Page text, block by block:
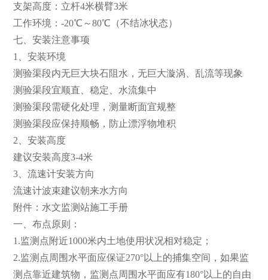
支架高度：立杆4米横臂3米
工作环境：-20℃～80℃（不结冰状态）
七、安装注意事项
1、安装环境
测验渠段内无巨大块石阻水，无巨大漩涡、乱流等现象
测验渠段宜顺直、稳定、水流集中
测验渠段需硬化处理，测量断面宜规整
测验渠段应保持顺畅，防止漂浮物堆积
2、安装高度
建议安装高度3-4米
3、流速计安装方向
流速计波束建议朝来水方向
附件：水文监测站施工手册
一、布点原则：
1.监测点附近1000米内土地使用状况相对稳定；
2.监测点周围水平面应保证270°以上的捕集空间，如果监
测点靠近建筑物，监测点周围水平面应有180°以上的自由